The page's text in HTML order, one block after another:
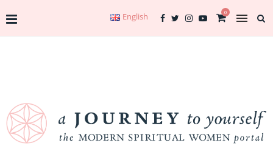
0
English